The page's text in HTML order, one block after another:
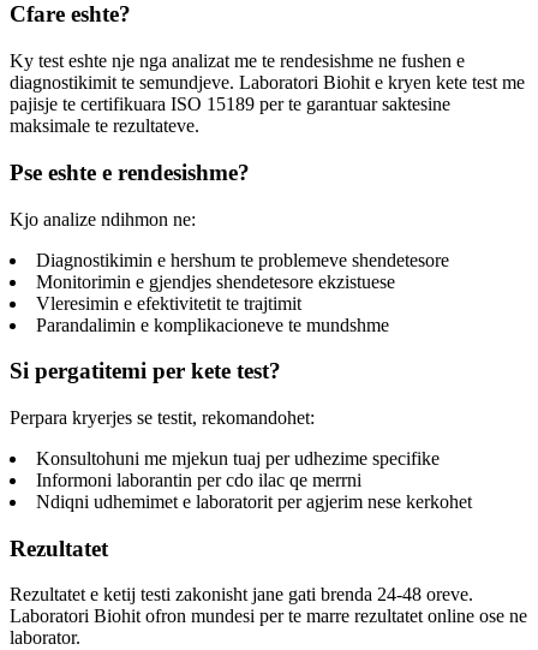
Cfare eshte?
Ky test eshte nje nga analizat me te rendesishme ne fushen e
diagnostikimit te semundjeve. Laboratori Biohit e kryen kete test me
pajisje te certifikuara ISO 15189 per te garantuar saktesine
maksimale te rezultateve.
Pse eshte e rendesishme?
Kjo analize ndihmon ne:
Diagnostikimin e hershum te problemeve shendetesore
Monitorimin e gjendjes shendetesore ekzistuese
Vleresimin e efektivitetit te trajtimit
Parandalimin e komplikacioneve te mundshme
Si pergatitemi per kete test?
Perpara kryerjes se testit, rekomandohet:
Konsultohuni me mjekun tuaj per udhezime specifike
Informoni laborantin per cdo ilac qe merrni
Ndiqni udhemimet e laboratorit per agjerim nese kerkohet
Rezultatet
Rezultatet e ketij testi zakonisht jane gati brenda 24-48 oreve.
Laboratori Biohit ofron mundesi per te marre rezultatet online ose ne
laborator.